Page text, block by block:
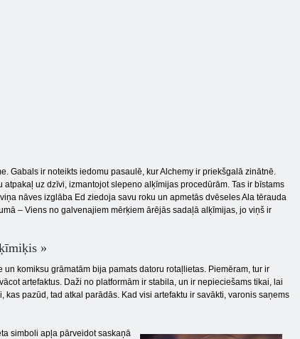
Gabals ir noteikts iedomu pasaulē, kur Alchemy ir priekšgalā zinātnē.
uz dzīvi, izmantojot slepeno alķīmijas procedūrām. Tas ir bīstams
nāves izglāba Ed ziedoja savu roku un apmetās dvēseles Ala tērauda
– Viens no galvenajiem mērķiem ārējās sadaļā alķīmijas, jo viņš ir
»
komiksu grāmatām bija pamats datoru rotaļlietas. Piemēram, tur ir
artefaktus. Daži no platformām ir stabila, un ir nepieciešams tikai, lai
pazūd, tad atkal parādās. Kad visi artefaktu ir savākti, varonis saņems
simboli apļa pārveidot saskaņā